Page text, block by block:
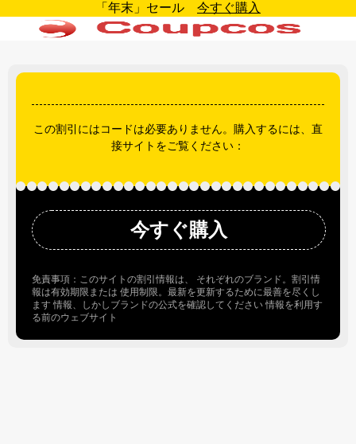
「年末」セール 今すぐ購入
この割引にはコードは必要ありません。購入するには、直
接サイトをご覧ください：
今すぐ購入
免責事項：このサイトの割引情報は、 それぞれのブランド。割引情
報は有効期限または 使用制限。最新を更新するために最善を尽くし
ます 情報、しかしブランドの公式を確認してください 情報を利用す
る前のウェブサイト